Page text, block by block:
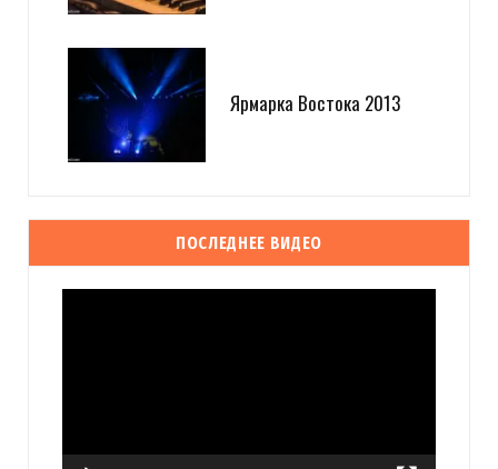
Ярмарка Востока 2013
ПОСЛЕДНЕЕ ВИДЕО